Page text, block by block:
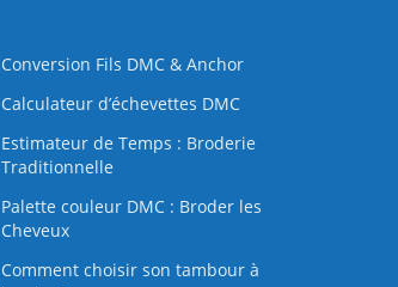
Conversion Fils DMC & Anchor
Calculateur d’échevettes DMC
Estimateur de Temps : Broderie
Traditionnelle
Palette couleur DMC : Broder les
Cheveux
Comment choisir son tambour à